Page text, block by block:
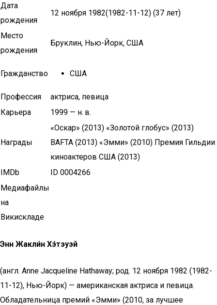
Дата
рождения
12 ноября 1982(1982-11-12) (37 лет)
Место
рождения
Бруклин, Нью-Йорк, США
Гражданство США
Профессия
актриса, певица
Карьера
1999 — н. в.
Награды
«Оскар» (2013) «Золотой глобус» (2013)
BAFTA (2013) «Эмми» (2010) Премия Гильдии
киноактеров США (2013)
IMDb
ID 0004266
Медиафайлы
на
Викискладе
Энн Жакли́н Хэ́тэуэй
(англ. Anne Jacqueline Hathaway; род. 12 ноября 1982 (1982-
11-12), Нью-Йорк) — американская актриса и певица.
Обладательница премий «Эмми» (2010, за лучшее